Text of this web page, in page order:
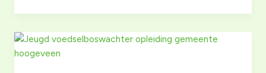
2026
Zadenbommen
🌼